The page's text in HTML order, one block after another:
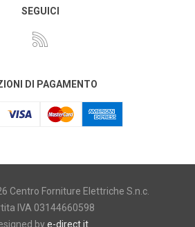
SEGUICI
DI PAGAMENTO
Centro Forniture Elettriche S.n.c.
IVA 03144660598
bye-direct.it